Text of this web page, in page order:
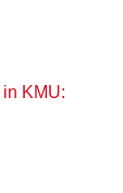
KMU: